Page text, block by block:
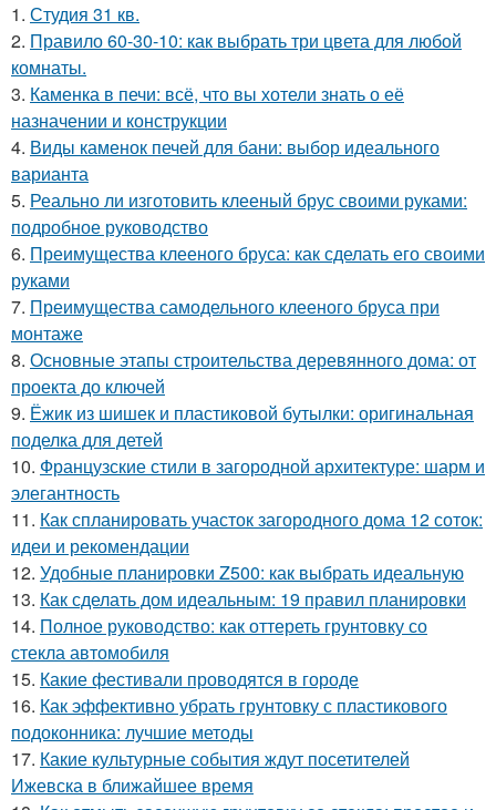
1. Студия 31 кв.
2. Правило 60-30-10: как выбрать три цвета для любой
комнаты.
3. Каменка в печи: всё, что вы хотели знать о её
назначении и конструкции
4. Виды каменок печей для бани: выбор идеального
варианта
5. Реально ли изготовить клееный брус своими руками:
подробное руководство
6. Преимущества клееного бруса: как сделать его своими
руками
7. Преимущества самодельного клееного бруса при
монтаже
8. Основные этапы строительства деревянного дома: от
проекта до ключей
9. Ёжик из шишек и пластиковой бутылки: оригинальная
поделка для детей
10. Французские стили в загородной архитектуре: шарм и
элегантность
11. Как спланировать участок загородного дома 12 соток:
идеи и рекомендации
12. Удобные планировки Z500: как выбрать идеальную
13. Как сделать дом идеальным: 19 правил планировки
14. Полное руководство: как оттереть грунтовку со
стекла автомобиля
15. Какие фестивали проводятся в городе
16. Как эффективно убрать грунтовку с пластикового
подоконника: лучшие методы
17. Какие культурные события ждут посетителей
Ижевска в ближайшее время